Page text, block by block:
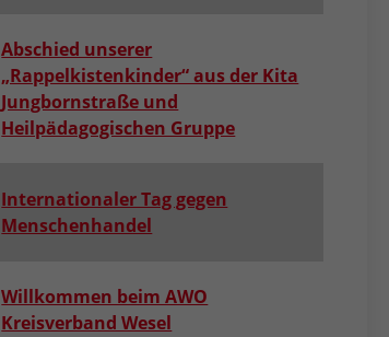
Abschied unserer
„Rappelkistenkinder“ aus der Kita
Jungbornstraße und
Heilpädagogischen Gruppe
Internationaler Tag gegen
Menschenhandel
Willkommen beim AWO
Kreisverband Wesel